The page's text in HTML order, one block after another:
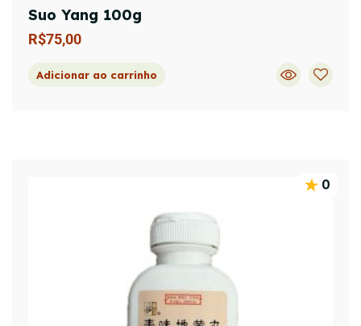
Suo Yang 100g
R$75,00
Adicionar ao carrinho
0